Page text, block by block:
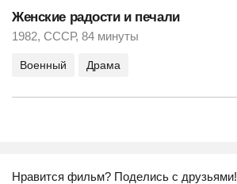
Женские радости и печали
1982, СССР, 84 минуты
Военный Драма
Нравится фильм? Поделись с друзьями!